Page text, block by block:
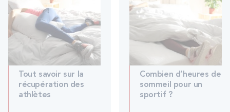
Tout savoir sur la
récupération des
athlètes
Combien d’heures de
sommeil pour un
sportif ?